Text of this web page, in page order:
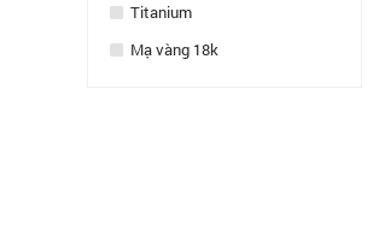
Titanium
Mạ vàng 18k